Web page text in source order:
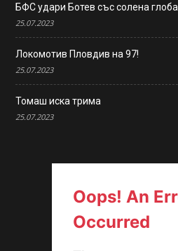
БФС удари Ботев със солена глоба
25.07.2023
Локомотив Пловдив на 97!
25.07.2023
Томаш иска трима
25.07.2023